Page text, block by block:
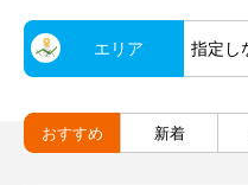
エリア 指定し
おすすめ 新着